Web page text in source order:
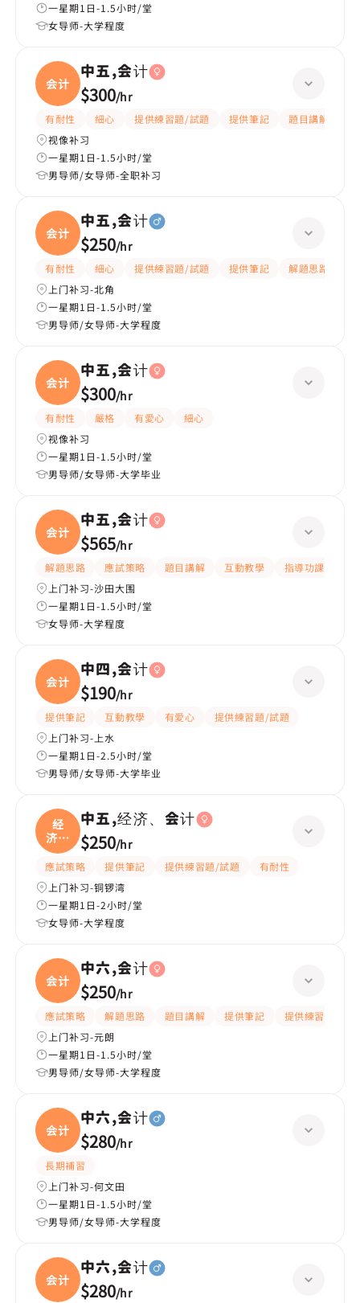
一星期1日-1.5小时/堂
女导师-大学程度
会计
中五,会计
$300/hr
有耐性 細心 提供練習題/試題 提供筆記 題目講解
视像补习
一星期1日-1.5小时/堂
男导师/女导师-全职补习
会计
中五,会计
$250/hr
有耐性 細心 提供練習題/試題 提供筆記 解題思路
上门补习-北角
一星期1日-1.5小时/堂
男导师/女导师-大学程度
会计
中五,会计
$300/hr
有耐性 嚴格 有愛心
細心
视像补习
一星期1日-1.5小时/堂
男导师/女导师-大学毕业
会计
中五,会计
$565/hr
解題思路 應試策略 題目講解 互動教學 指導功課
上门补习-沙田大围
一星期1日-1.5小时/堂
女导师-大学程度
会计
中四,会计
$190/hr
提供筆記 互動教學 有愛心
提供練習題/試題
上门补习-上水
一星期1日-2.5小时/堂
男导师/女导师-大学毕业
经
济、
会计
中五,经济、会计
$250/hr
應試策略 提供筆記 提供練習題/試題
有耐性
上门补习-铜锣湾
一星期1日-2小时/堂
女导师-大学程度
会计
中六,会计
$250/hr
應試策略 解題思路 題目講解 提供筆記
提供練習題/試題
上门补习-元朗
一星期1日-1.5小时/堂
男导师/女导师-大学程度
会计
中六,会计
$280/hr
長期補習
上门补习-何文田
一星期1日-1.5小时/堂
男导师/女导师-大学程度
会计
中六,会计
$280/hr